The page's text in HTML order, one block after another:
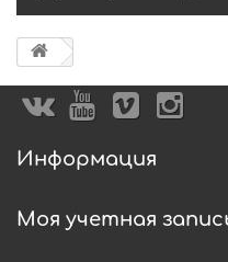
Информация
Моя учетная